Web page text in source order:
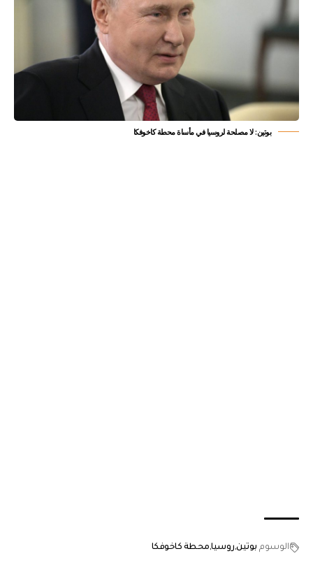
بوتين: لا مصلحة لروسيا في مأساة محطة كاخوفكا
الوسوم بوتين روسيا محطة كاخوفكا